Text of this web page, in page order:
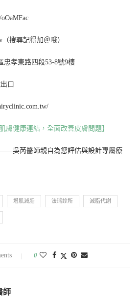
搜尋記得加＠哦）
忠孝東路四段53-8號9樓
口
膚健康連結，全面改善皮膚問題】
吳芮醫師親自為您評估與設計專屬療
增肌減脂 法瑞診所 減脂代謝
0
師